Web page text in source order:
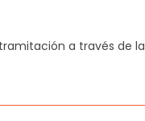
a través de